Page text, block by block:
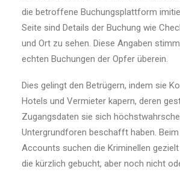
die betroffene Buchungsplattform
Seite sind Details der Buchung wie
und Ort zu sehen. Diese Angaben
echten Buchungen der Opfer überein.
Dies gelingt den Betrügern, indem sie
Hotels und Vermieter kapern, deren
Zugangsdaten sie sich
Untergrundforen beschafft haben.
Accounts suchen die Kriminellen
die kürzlich gebucht, aber noch nicht